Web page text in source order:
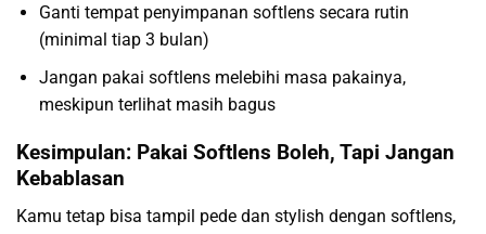
Ganti tempat penyimpanan softlens secara rutin
(minimal tiap 3 bulan)
Jangan pakai softlens melebihi masa pakainya,
meskipun terlihat masih bagus
Kesimpulan: Pakai Softlens Boleh, Tapi Jangan
Kebablasan
Kamu tetap bisa tampil pede dan stylish dengan softlens,